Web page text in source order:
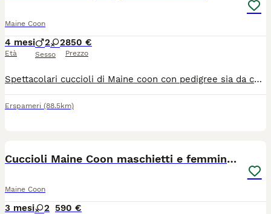
Maine Coon
4 mesi
Età
2 2
Sesso
850 €
Prezzo
Spettacolari cuccioli di Maine coon con pedigree sia da compagnia (€850) sia da riproduzione (€ 1400)! Completi di tutto sono già disponibili! Nati il 24 marzo 2026! Genitori testati e certificati! Possibilità di consegna!!! Per tutte le informazioni Maria Rosa 3204280348
Erspameri (88.5km)
Cuccioli Maine Coon maschietti e femminucce
Maine Coon
3 mesi 2 590 €